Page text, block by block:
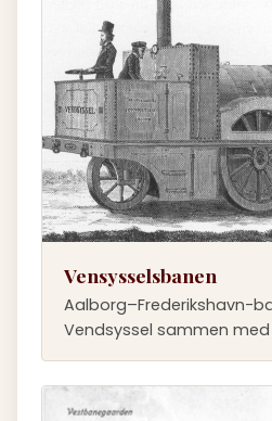
Vensysselsbanen
Aalborg–Frederikshavn-
Vendsyssel sammen